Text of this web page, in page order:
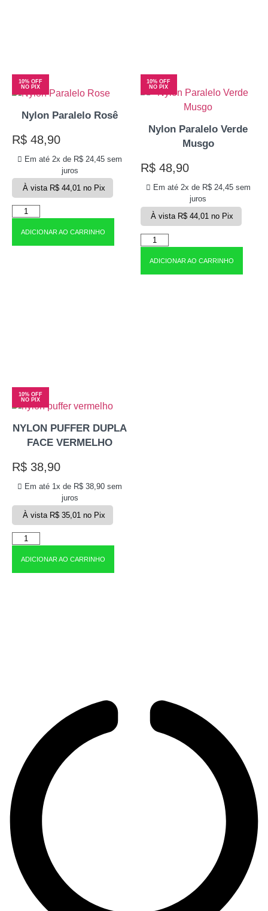
10% OFF
NO PIX
Nylon Paralelo Rosê
R$ 48,90
Em até 2x de R$ 24,45 sem
juros
À vista R$44,01 no Pix
ADICIONAR AO CARRINHO
10% OFF
NO PIX
Nylon Paralelo Verde
Musgo
R$48,90
Em até 2x de R$24,45sem
juros
À vista R$ 44,01 no Pix
ADICIONAR AO CARRINHO
10% OFF
NO PIX
NYLON PUFFER DUPLA
FACE VERMELHO
R$ 38,90
Em até 1x de R$ 38,90 sem
juros
À vista R$35,01 no Pix
ADICIONAR AO CARRINHO